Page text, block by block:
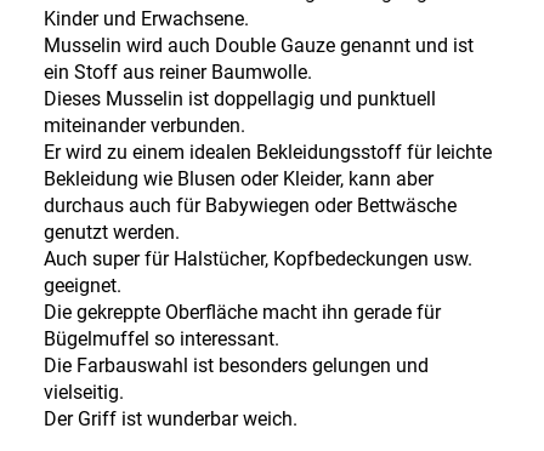
Kinder und Erwachsene.
Musselin wird auch Double Gauze genannt und ist
ein Stoff aus reiner Baumwolle.
Dieses Musselin ist doppellagig und punktuell
miteinander verbunden.
Er wird zu einem idealen Bekleidungsstoff für leichte
Bekleidung wie Blusen oder Kleider, kann aber
durchaus auch für Babywiegen oder Bettwäsche
genutzt werden.
Auch super für Halstücher, Kopfbedeckungen usw.
geeignet.
Die gekreppte Oberfläche macht ihn gerade für
Bügelmuffel so interessant.
Die Farbauswahl ist besonders gelungen und
vielseitig.
Der Griff ist wunderbar weich.